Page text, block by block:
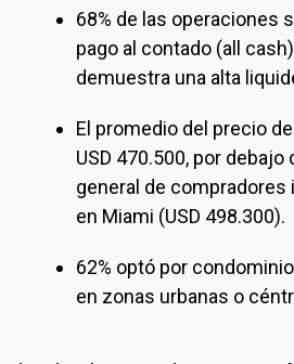
68% de las operaciones
pago al contado (all
demuestra una alta
El promedio del precio
USD 470.500, por debajo
general de compradores
en Miami (USD 498.300).
62% optó por
en zonas urbanas o